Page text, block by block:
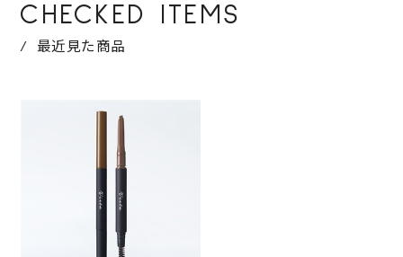
CHECKED ITEMS
最近見た商品